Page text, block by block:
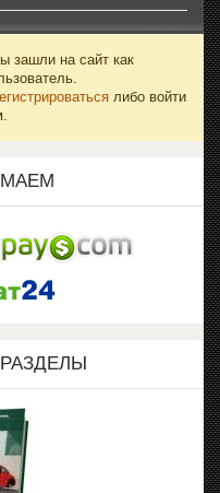
зашли на сайт как
либо войти